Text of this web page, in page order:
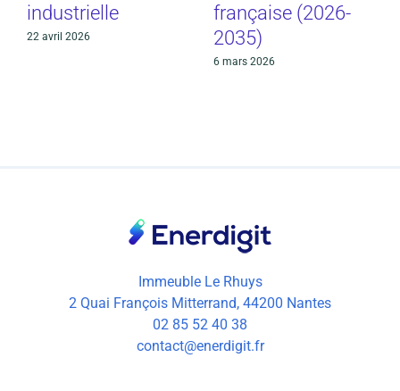
industrielle
22 avril 2026
française (2026-
2035)
6 mars 2026
Immeuble Le Rhuys
2 Quai François Mitterrand, 44200 Nantes
02 85 52 40 38
contact@enerdigit.fr